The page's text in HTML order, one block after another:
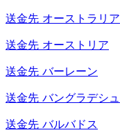
送金先 オーストラリア
送金先 オーストリア
送金先 バーレーン
送金先 バングラデシュ
送金先 バルバドス